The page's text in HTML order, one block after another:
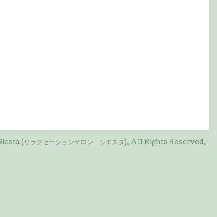
(リラクゼーションサロン シエスタ). All Rights Reserved.